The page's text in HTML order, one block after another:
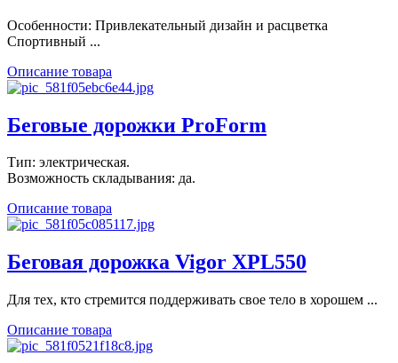
Особенности: Привлекательный дизайн и расцветка
Спортивный ...
Описание товара
Беговые дорожки ProForm
Тип: электрическая.
Возможность складывания: да.
Описание товара
Беговая дорожка Vigor XPL550
Для тех, кто стремится поддерживать свое тело в хорошем ...
Описание товара